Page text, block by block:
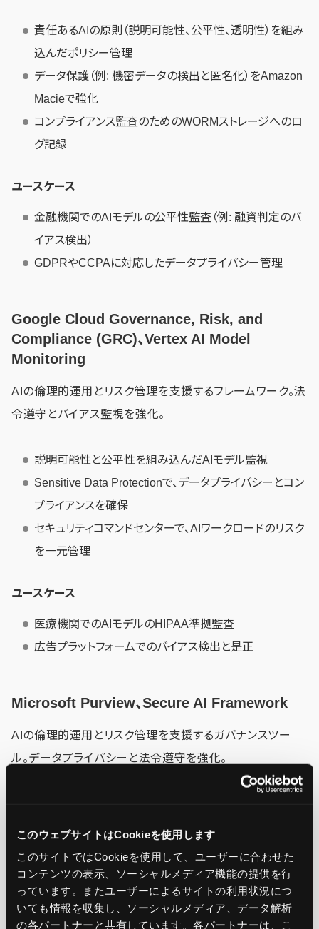
このウェブサイトはCookieを使用します
このサイトではCookieを使用して、ユーザーに合わせた
コンテンツの表示、ソーシャルメディア機能の提供を行
っています。またユーザーによるサイトの利用状況につ
いても情報を収集し、ソーシャルメディア、データ解析
の各パートナーと共有しています。各パートナーは、こ
責任あるAIの原則（説明可能性、公平性、透明性）を組み
込んだポリシー管理
データ保護（例: 機密データの検出と匿名化）をAmazon
Macieで強化
コンプライアンス監査のためのWORMストレージへのロ
グ記録
ユースケース
金融機関でのAIモデルの公平性監査（例: 融資判定のバ
イアス検出）
GDPRやCCPAに対応したデータプライバシー管理
Google Cloud Governance, Risk, and
Compliance (GRC)、Vertex AI Model
Monitoring
AIの倫理的運用とリスク管理を支援するフレームワーク。法
令遵守とバイアス監視を強化。
説明可能性と公平性を組み込んだAIモデル監視
Sensitive Data Protectionで、データプライバシーとコン
プライアンスを確保
セキュリティコマンドセンターで、AIワークロードのリスク
を一元管理
ユースケース
医療機関でのAIモデルのHIPAA準拠監査
広告プラットフォームでのバイアス検出と是正
Microsoft Purview、Secure AI Framework
AIの倫理的運用とリスク管理を支援するガバナンスツー
ル。データプライバシーと法令遵守を強化。
クセス制御
MITRE ATLASやOWASP Generative AIリスクフレーム
ワークに基づくリスク評価
レッドチームテストで、AIモデルの脆弱性を検証